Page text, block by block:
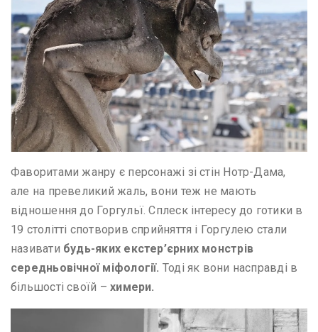
Фаворитами жанру є персонажі зі стін Нотр-Дама,
але на превеликий жаль, вони теж не мають
відношення до Горгульї. Сплеск інтересу до готики в
19 столітті спотворив сприйняття і Горгулею стали
називати будь-яких екстер’єрних монстрів
середньовічної міфології. Тоді як вони насправді в
більшості своїй –химери.